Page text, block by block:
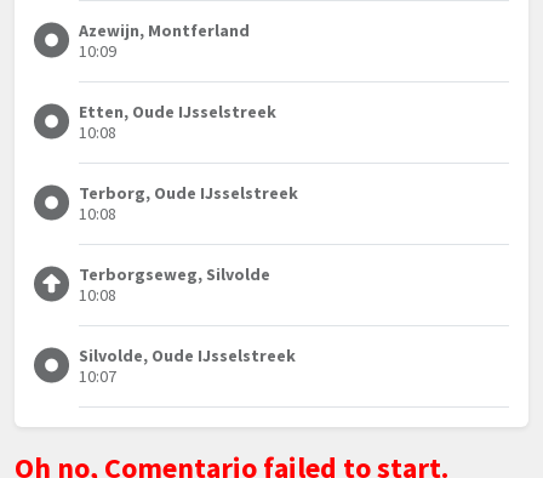
Azewijn, Montferland
10:09
Etten, Oude IJsselstreek
10:08
Terborg, Oude IJsselstreek
10:08
Terborgseweg, Silvolde
10:08
Silvolde, Oude IJsselstreek
10:07
Oh no, Comentario failed to start.